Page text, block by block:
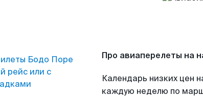
Бодо Поре
рейс или с
Про авиаперелеты на
Календарь низких цен
каждую неделю по